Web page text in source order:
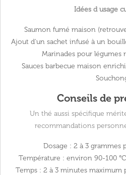
Idées d usage
Saumon fumé maison
Ajout d'un sachet infusé à un
Marinades pour légumes
Sauces barbecue maison
Conseils de
Un thé aussi spécifique
recommandations
Dosage : 2 à 3 grammes
Température : environ 90-100
Temps : 2 à 3 minutes maximum